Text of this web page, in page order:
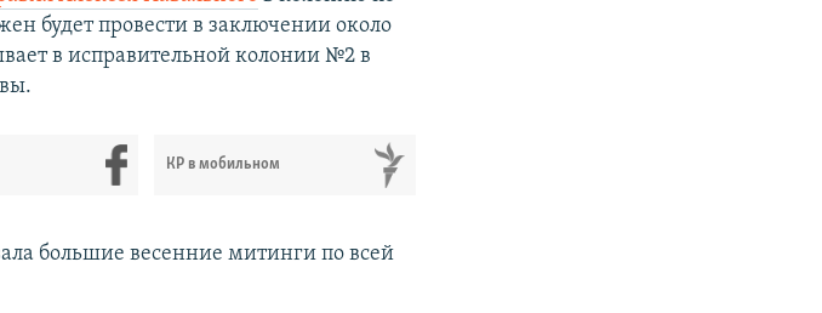
будет провести в заключении около
в исправительной колонии №2 в
КР в мобильном
большие весенние митинги по всей